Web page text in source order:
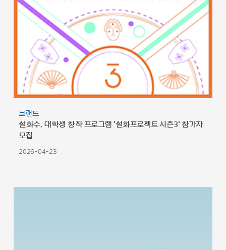
브랜드
설화수, 대학생 창작 프로그램 '설화프로젝트 시즌3' 참가자
모집
2026-04-23